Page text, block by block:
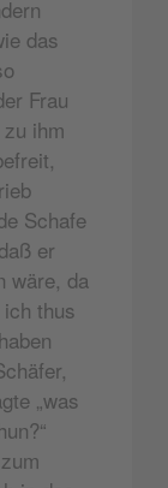
das
Frau
ihm
Schafe
er
wäre, da
thus
„was